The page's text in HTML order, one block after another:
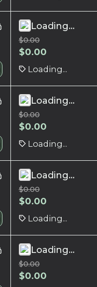
Loading...
$0.00
$0.00
Loading...
Loading...
$0.00
$0.00
Loading...
Loading...
$0.00
$0.00
Loading...
Loading...
$0.00
$0.00